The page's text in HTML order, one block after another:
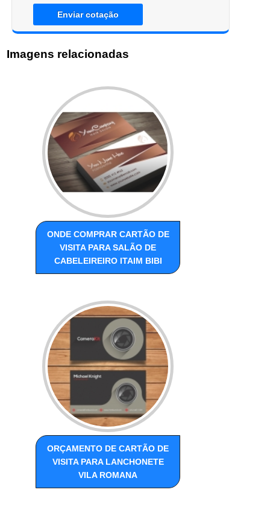
Enviar cotação
Imagens relacionadas
ONDE COMPRAR CARTÃO DE
VISITA PARA SALÃO DE
CABELEIREIRO ITAIM BIBI
ORÇAMENTO DE CARTÃO DE
VISITA PARA LANCHONETE
VILA ROMANA